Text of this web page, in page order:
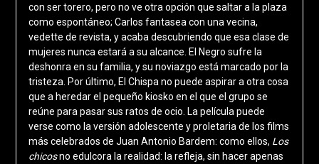
con ser torero, pero no ve otra opción que saltar a la plaza
como espontáneo; Carlos fantasea con una vecina,
vedette de revista, y acaba descubriendo que esa clase de
mujeres nunca estará a su alcance. El Negro sufre la
deshonra en su familia, y su noviazgo está marcado por la
tristeza. Por último, El Chispa no puede aspirar a otra cosa
que a heredar el pequeño kiosko en el que el grupo se
reúne para pasar sus ratos de ocio. La película puede
verse como la versión adolescente y proletaria de los films
más celebrados de Juan Antonio Bardem: como ellos, Los
chicosno edulcora la realidad: la refleja, sin hacer apenas